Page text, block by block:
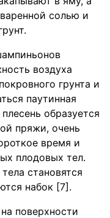
солью и
воздуха
грунта и
паутинная
образуется
пряжи, очень
время и
плодовых тел.
становятся
набок [7].
поверхности